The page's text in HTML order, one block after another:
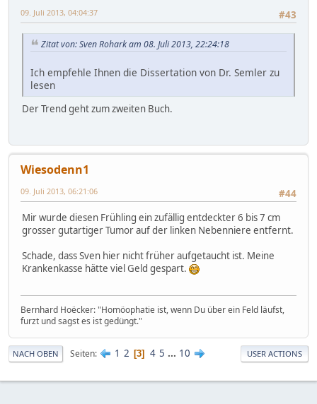
#43
09. Juli 2013, 04:04:37
Zitat von: Sven Rohark am 08. Juli 2013, 22:24:18
Ich empfehle Ihnen die Dissertation von Dr. Semler zu
lesen
Der Trend geht zum zweiten Buch.
Wiesodenn1
#44
09. Juli 2013, 06:21:06
Mir wurde diesen Frühling ein zufällig entdeckter 6 bis 7 cm
grosser gutartiger Tumor auf der linken Nebenniere entfernt.
Schade, dass Sven hier nicht früher aufgetaucht ist. Meine
Krankenkasse hätte viel Geld gespart.
Bernhard Hoëcker: "Homöophatie ist, wenn Du über ein Feld läufst,
furzt und sagst es ist gedüngt."
NACH OBEN Seiten 1 2 3 4 5 ... 10 USER ACTIONS